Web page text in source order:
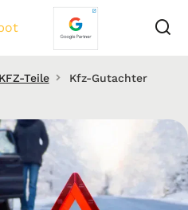
KFZ-Teile
Kfz-Gutachter